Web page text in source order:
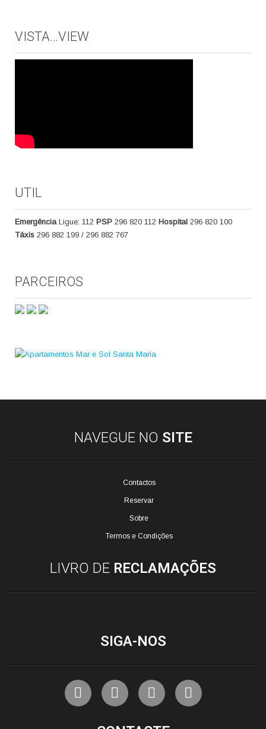
VISTA…VIEW
UTIL
EmergênciaLigue: 112 PSP 296 820 112 Hospital 296 820 100
Táxis 296 882 199 / 296 882 767
PARCEIROS
NAVEGUE NO SITE
Contactos
Reservar
Sobre
Termos e Condições
LIVRO DE RECLAMAÇÕES
SIGA-NOS